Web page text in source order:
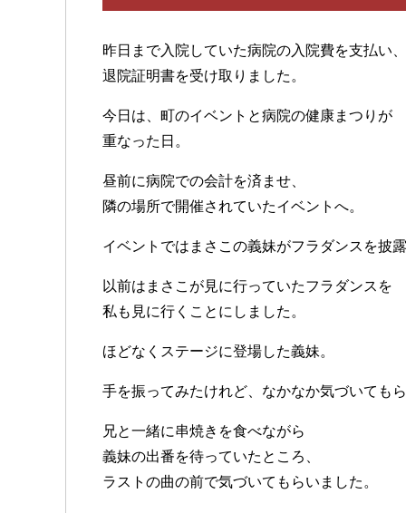
昨日まで入院していた病院の入院費を支払い、
退院証明書を受け取りました。
今日は、町のイベントと病院の健康まつりが
重なった日。
昼前に病院での会計を済ませ、
隣の場所で開催されていたイベントへ。
イベントではまさこの義妹がフラダンスを披露
以前はまさこが見に行っていたフラダンスを
私も見に行くことにしました。
ほどなくステージに登場した義妹。
手を振ってみたけれど、なかなか気づいてもら
兄と一緒に串焼きを食べながら
義妹の出番を待っていたところ、
ラストの曲の前で気づいてもらいました。